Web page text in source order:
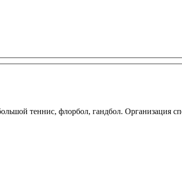
теннис, флорбол, гандбол. Организация